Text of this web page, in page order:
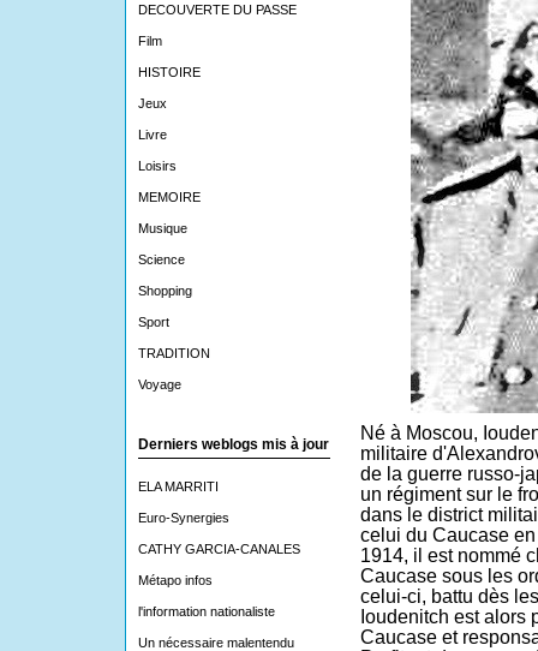
DECOUVERTE DU PASSE
Film
HISTOIRE
Jeux
Livre
Loisirs
MEMOIRE
Musique
Science
Shopping
Sport
TRADITION
Voyage
Derniers weblogs mis à jour
ELA MARRITI
Euro-Synergies
CATHY GARCIA-CANALES
Métapo infos
l'information nationaliste
Un nécessaire malentendu
Né à Moscou,
militaire
de la guerre russo-
un régiment sur le
dans le district
celui du Caucase
1914, il est nommé
Caucase sous les
celui-ci, battu dès
Ioudenitch est alors
Caucase et